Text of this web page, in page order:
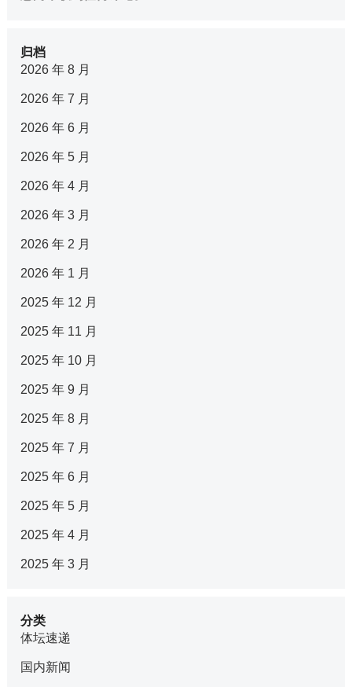
归档
2026 年 8 月
2026 年 7 月
2026 年 6 月
2026 年 5 月
2026 年 4 月
2026 年 3 月
2026 年 2 月
2026 年 1 月
2025 年 12 月
2025 年 11 月
2025 年 10 月
2025 年 9 月
2025 年 8 月
2025 年 7 月
2025 年 6 月
2025 年 5 月
2025 年 4 月
2025 年 3 月
分类
体坛速递
国内新闻